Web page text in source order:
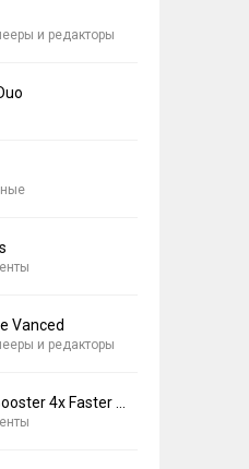
и редакторы
Vanced
и редакторы